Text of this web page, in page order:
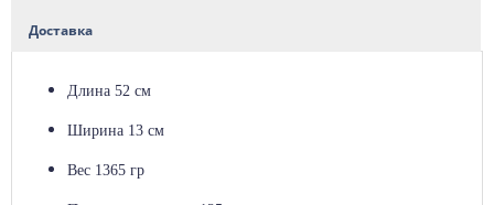
Доставка
Длина 52 см
Ширина 13 см
Вес 1365 гр